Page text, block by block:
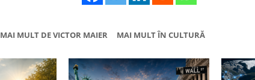
MAI MULT DE VICTOR MAIER MAI MULT ÎN CULTURĂ